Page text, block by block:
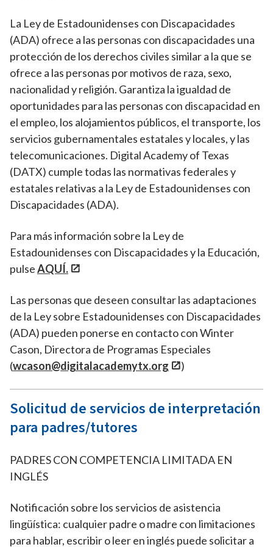
La Ley de Estadounidenses con Discapacidades
(ADA) ofrece a las personas con discapacidades una
protección de los derechos civiles similar a la que se
ofrece a las personas por motivos de raza, sexo,
nacionalidad y religión. Garantiza la igualdad de
oportunidades para las personas con discapacidad en
el empleo, los alojamientos públicos, el transporte, los
servicios gubernamentales estatales y locales, y las
telecomunicaciones. Digital Academy of Texas
(DATX) cumple todas las normativas federales y
estatales relativas a la Ley de Estadounidenses con
Discapacidades (ADA).
Para más información sobre la Ley de
Estadounidenses con Discapacidades y la Educación,
pulseAQUÍ.
Las personas que deseen consultar las adaptaciones
de la Ley sobre Estadounidenses con Discapacidades
(ADA) pueden ponerse en contacto con Winter
Cason, Directora de Programas Especiales
(wcason@digitalacademytx.org )
Solicitud de servicios de interpretación
para padres/tutores
PADRES CON COMPETENCIA LIMITADA EN
INGLÉS
Notificación sobre los servicios de asistencia
lingüística: cualquier padre o madre con limitaciones
para hablar, escribir o leer en inglés puede solicitar a